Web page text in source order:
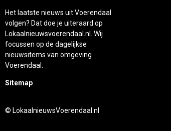
Het laatste nieuws uit Voerendaal
volgen? Dat doe je uiteraard op
Lokaalnieuwsvoerendaal.nl. Wij
focussen op de dagelijkse
nieuwsitems van omgeving
Voerendaal.
Sitemap
© LokaalnieuwsVoerendaal.nl